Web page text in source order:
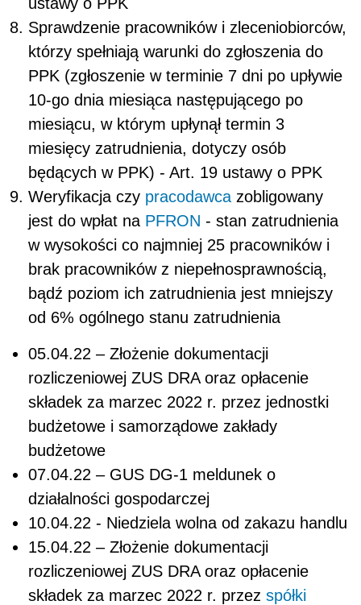
Sprawdzenie pracowników i zleceniobiorców,
którzy spełniają warunki do zgłoszenia do
PPK (zgłoszenie w terminie 7 dni po upływie
10-go dnia miesiąca następującego po
miesiącu, w którym upłynął termin 3
miesięcy zatrudnienia, dotyczy osób
będących w PPK) - Art. 19 ustawy o PPK
Weryfikacja czy pracodawca zobligowany
jest do wpłat na PFRON - stan zatrudnienia
w wysokości co najmniej 25 pracowników i
brak pracowników z niepełnosprawnością,
bądź poziom ich zatrudnienia jest mniejszy
od 6% ogólnego stanu zatrudnienia
05.04.22 – Złożenie dokumentacji
rozliczeniowej ZUS DRA oraz opłacenie
składek za marzec 2022 r. przez jednostki
budżetowe i samorządowe zakłady
budżetowe
07.04.22 – GUS DG-1 meldunek o
działalności gospodarczej
10.04.22 - Niedziela wolna od zakazu handlu
15.04.22 – Złożenie dokumentacji
rozliczeniowej ZUS DRA oraz opłacenie
składek za marzec 2022 r. przez spółki